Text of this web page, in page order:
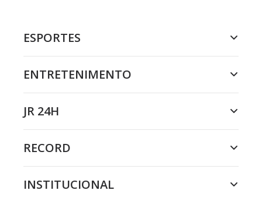
ESPORTES
ENTRETENIMENTO
JR 24H
RECORD
INSTITUCIONAL